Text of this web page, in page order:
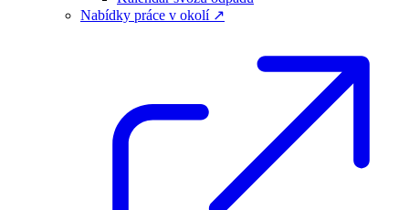
Nabídky práce v okolí ↗